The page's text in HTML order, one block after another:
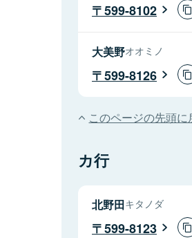
599-8102
大美野オオミノ
599-8126
このページの先頭に
カ行
北野田キタノダ
599-8123